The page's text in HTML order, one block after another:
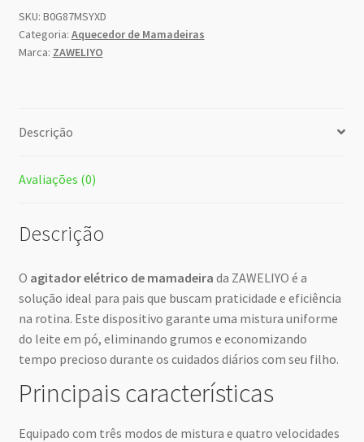
SKU: B0G87MSYXD
Categoria: Aquecedor de Mamadeiras
Marca: ZAWELIYO
Descrição
Avaliações (0)
Descrição
O agitador elétrico de mamadeira da ZAWELIYO é a
solução ideal para pais que buscam praticidade e eficiência
na rotina. Este dispositivo garante uma mistura uniforme
do leite em pó, eliminando grumos e economizando
tempo precioso durante os cuidados diários com seu filho.
Principais características
Equipado com três modos de mistura e quatro velocidades